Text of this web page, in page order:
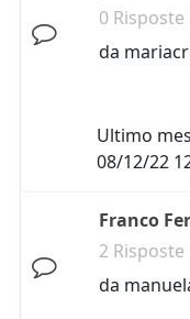
0 Risposte
da
Ultimo
08/12/22
Franco
2 Risposte
da